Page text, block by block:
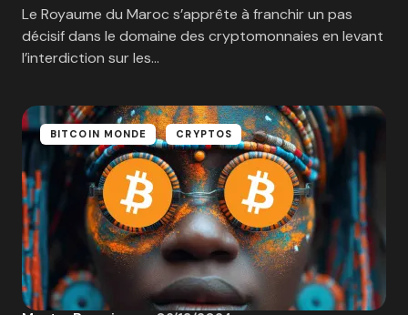
Le Royaume du Maroc s’apprête à franchir un pas
décisif dans le domaine des cryptomonnaies en levant
l’interdiction sur les…
BITCOIN MONDE CRYPTOS